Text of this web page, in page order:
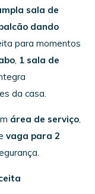
sala de
dando
para momentos
, 1 sala de
da casa.
área de serviço,
vaga para 2